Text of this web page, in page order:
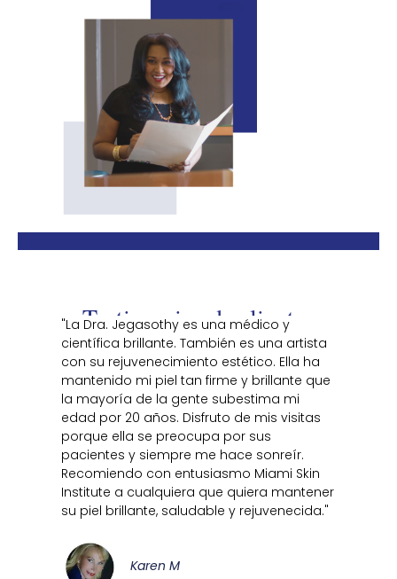
Testimonios de clientes
"La Dra. Jegasothy es una médico y
científica brillante. También es una artista
con su rejuvenecimiento estético. Ella ha
mantenido mi piel tan firme y brillante que
la mayoría de la gente subestima mi
edad por 20 años. Disfruto de mis visitas
porque ella se preocupa por sus
pacientes y siempre me hace sonreír.
Recomiendo con entusiasmo Miami Skin
Institute a cualquiera que quiera mantener
su piel brillante, saludable y rejuvenecida."
Karen M